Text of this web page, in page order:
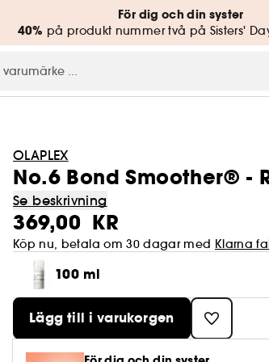
För dig och din syster
40% på produkt nummer två på Sisters'
OLAPLEX
No.6 Bond Smoother®
Se beskrivning
369,00 KR
Köp nu, betala om 30 dagar med Klarna
100 ml
Lägg till i varukorgen